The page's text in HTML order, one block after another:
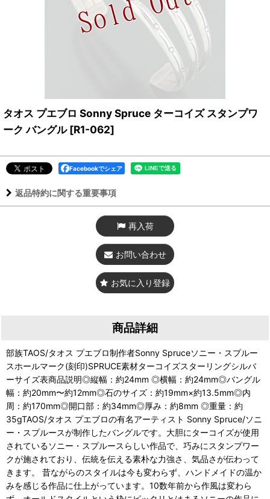
タオス プエブロ Sonny Spruce ターコイズ スタンプワ
ーク バングル [R1-062]
Facebookでシェア
返品特約に関する重要事項
再入荷
お問い合わせ
お気に入り登録
商品詳細
部族TAOS/タオス プエブロ制作者Sonny Spruceソニー・スプルー
スホールマーク(刻印)SPRUCE素材ターコイズスターリングシルバ
ーサイズ表商品説明◎縦幅：約24mm ◎横幅：約24mm◎バングル
幅：約20mm〜約12mm◎石のサイズ：約19mm×約13.5mm◎内
周：約170mm◎開口部：約34mm◎厚み：約8mm ◎重量：約
35gTAOS/タオス プエブロの有名アーティスト Sonny Spruce/ソニ
ー・スプルースが制作したバングルです。大胆にターコイズが使用
されているソニー・スプルースらしい作品で、巧みにスタンプワー
クが施されており、伝統を伝える素朴な力強さ、気品さが伝わって
きます。 昔ながらのスタイルは今も変わらず、ハンドメイドの温か
みを感じる作品に仕上がっています。10数年前から作風は変わら